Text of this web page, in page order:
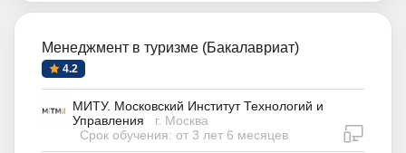
Менеджмент в туризме (Бакалавриат)
4.2
МИТУ. Московский Институт Технологий и
Управления
г. Москва
Срок обучения: от 3 лет 6 месяцев